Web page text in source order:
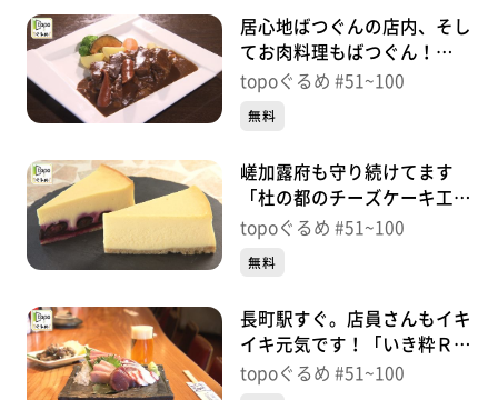
♪マリーゴールド あいみょん
※特典をご利用の際は、topoにログインをしてトップ
画面をご注文の前にお店の方にお見せください。
「定額見放題会員」を提示）
※紹介した店舗情報は変更している場合があります。
※紹介した商品は取り扱いが終了している場合がありま
す。
居心地ばつぐんの店内、そし
てお肉料理もばつぐん！
「MEINA」（若林区清水小
topoぐるめ #51~100
無料
嵯加露府も守り続けてます
「杜の都のチーズケーキ工房
yuzuki」（太白区東大野
topoぐるめ #51~100
無料
長町駅すぐ。店員さんもイキ
イキ元気です！「いき粋Ｒ」
（太白区長町）＃98【topo
topoぐるめ #51~100